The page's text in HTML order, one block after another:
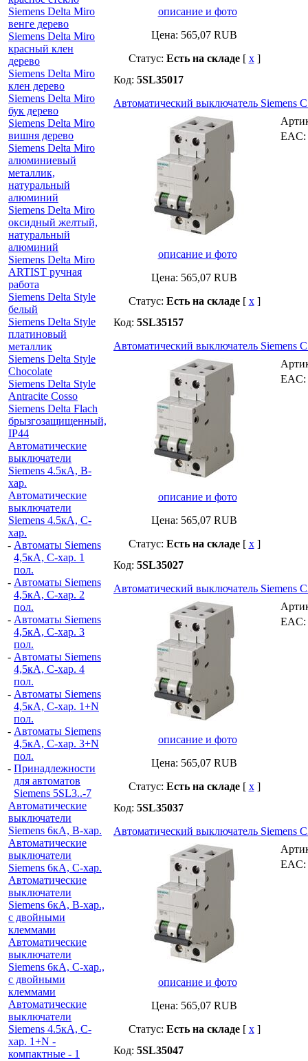
Siemens Delta Miro
венге дерево
Siemens Delta Miro
красный клен
дерево
Siemens Delta Miro
клен дерево
Siemens Delta Miro
бук дерево
Siemens Delta Miro
вишня дерево
Siemens Delta Miro
алюминиевый
металлик,
натуральный
алюминий
Siemens Delta Miro
оксидный желтый,
натуральный
алюминий
Siemens Delta Miro
ARTIST ручная
работа
Siemens Delta Style
белый
Siemens Delta Style
платиновый
металлик
Siemens Delta Style
Chocolate
Siemens Delta Style
Antracite Cosso
Siemens Delta Flach
брызгозащищенный,
IP44
Автоматические
выключатели
Siemens 4.5кА, B-
хар.
Автоматические
выключатели
Siemens 4.5кА, C-
хар.
- Автоматы Siemens
4,5кА, C-хар. 1
пол.
- Автоматы Siemens
4,5кА, C-хар. 2
пол.
- Автоматы Siemens
4,5кА, C-хар. 3
пол.
- Автоматы Siemens
4,5кА, C-хар. 4
пол.
- Автоматы Siemens
4,5кА, C-хар. 1+N
пол.
- Автоматы Siemens
4,5кА, C-хар. 3+N
пол.
- Принадлежности
для автоматов
Siemens 5SL3..-7
Автоматические
выключатели
Siemens 6кА, B-хар.
Автоматические
выключатели
Siemens 6кА, С-хар.
Автоматические
выключатели
Siemens 6кА, B-хар.,
с двойными
клеммами
Автоматические
выключатели
Siemens 6кА, C-хар.,
с двойными
клеммами
Автоматические
выключатели
Siemens 4.5кА, C-
хар. 1+N -
компактные - 1
описание и фото
Цена: 565,07 RUB
Статус: Есть на складе[ x]
Код: 5SL35017
Автоматический выключатель Siemens
описание и фото
Цена: 565,07 RUB
Статус: Есть на складе[ x]
EAC:
Код: 5SL35157
Автоматический выключатель Siemens
описание и фото
Цена: 565,07 RUB
Статус: Есть на складе[ x]
EAC:
Код: 5SL35027
Автоматический выключатель Siemens
описание и фото
Цена: 565,07 RUB
Статус: Есть на складе[ x]
EAC:
Код: 5SL35037
Автоматический выключатель Siemens
описание и фото
Цена: 565,07 RUB
Статус: Есть на складе[ x]
EAC:
Код: 5SL35047